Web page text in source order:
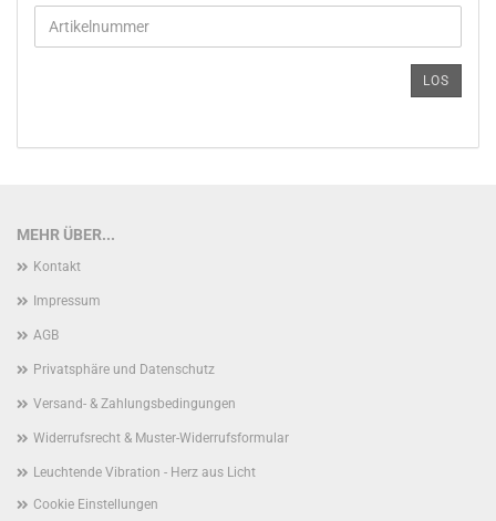
GEBEN
SIE
LOS
MEHR ÜBER...
Kontakt
Impressum
AGB
Privatsphäre und Datenschutz
Versand- & Zahlungsbedingungen
Widerrufsrecht & Muster-Widerrufsformular
Leuchtende Vibration - Herz aus Licht
Cookie Einstellungen